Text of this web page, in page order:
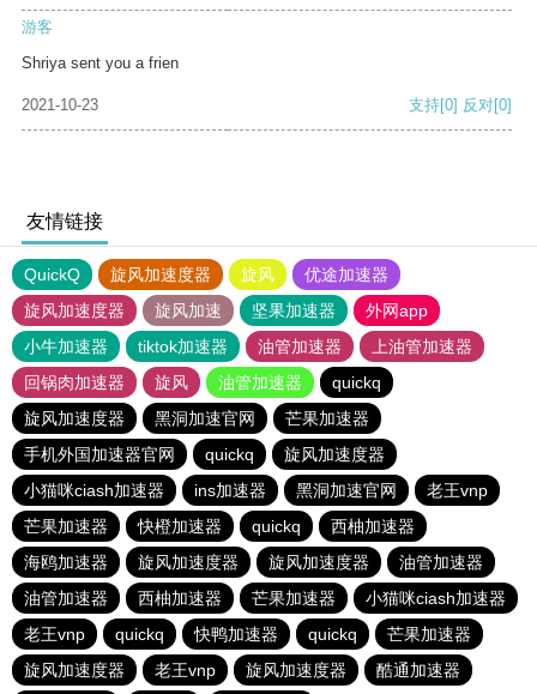
游客
Shriya sent you a frien
2021-10-23 支持[0] 反对[0]
友情链接
QuickQ 旋风加速度器 旋风
优途加速器
旋风加速度器
旋风加速 坚果加速器
外网app
小牛加速器
tiktok加速器 油管加速器
上油管加速器
回锅肉加速器
旋风 油管加速器
quickq
旋风加速度器
黑洞加速官网
芒果加速器
手机外国加速器官网
quickq
旋风加速度器
小猫咪ciash加速器
ins加速器 黑洞加速官网
老王vnp
芒果加速器
快橙加速器 quickq
西柚加速器
海鸥加速器
旋风加速度器 旋风加速度器
油管加速器
油管加速器
西柚加速器 芒果加速器
小猫咪ciash加速器
老王vnp
quickq 快鸭加速器 quickq
芒果加速器
旋风加速度器
老王vnp 旋风加速度器 酷通加速器